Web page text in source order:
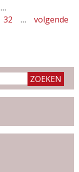
…
32 …
volgende